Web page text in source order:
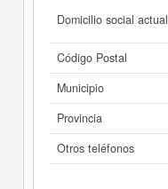
Domicilio social actual
Código Postal
Municipio
Provincia
Otros teléfonos